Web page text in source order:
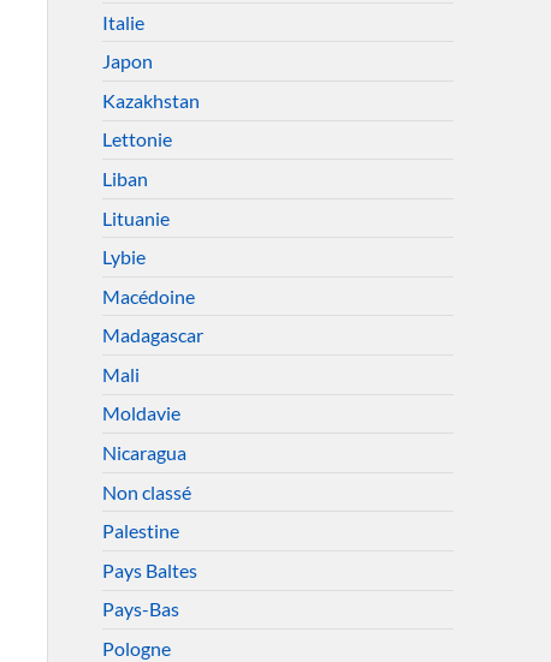
Italie
Japon
Kazakhstan
Lettonie
Liban
Lituanie
Lybie
Macédoine
Madagascar
Mali
Moldavie
Nicaragua
Non classé
Palestine
Pays Baltes
Pays-Bas
Pologne